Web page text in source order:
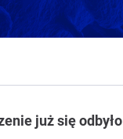
już się odbyło